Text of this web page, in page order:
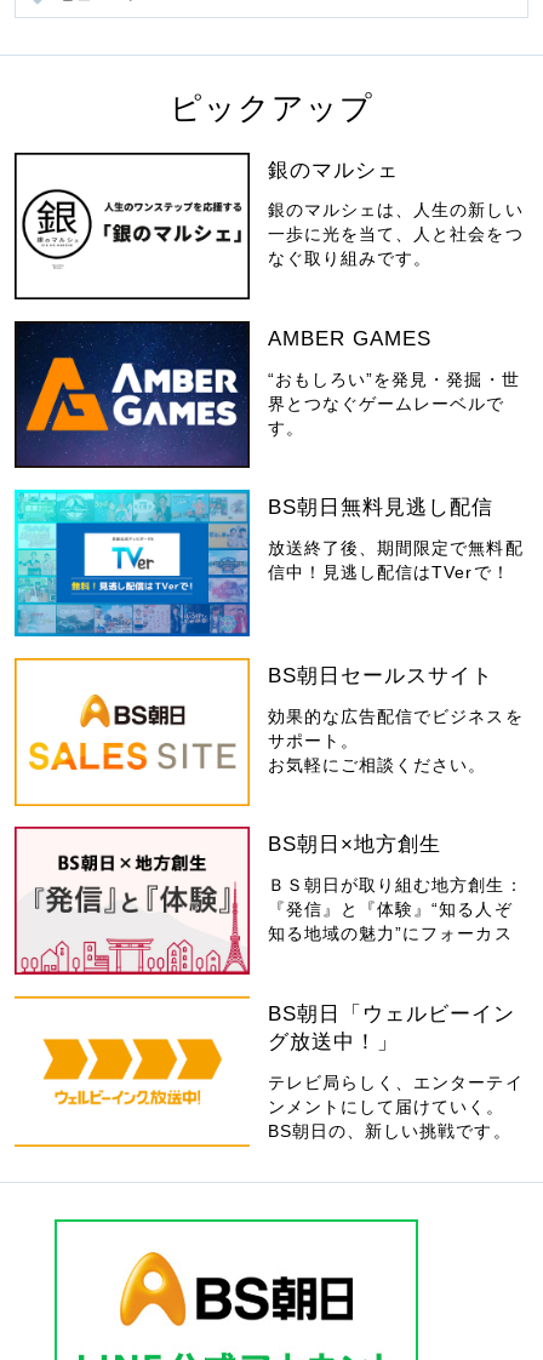
ピックアップ
銀のマルシェ
銀のマルシェは、人生の新しい
一歩に光を当て、人と社会をつ
なぐ取り組みです。
AMBER GAMES
“おもしろい”を発見・発掘・世
界とつなぐゲームレーベルで
す。
BS朝日無料見逃し配信
放送終了後、期間限定で無料配
信中！見逃し配信はTVerで！
BS朝日セールスサイト
効果的な広告配信でビジネスを
サポート。
お気軽にご相談ください。
BS朝日×地方創生
ＢＳ朝日が取り組む地方創生：
『発信』と『体験』“知る人ぞ
知る地域の魅力”にフォーカス
BS朝日「ウェルビーイン
グ放送中！」
テレビ局らしく、エンターテイ
ンメントにして届けていく。
BS朝日の、新しい挑戦です。